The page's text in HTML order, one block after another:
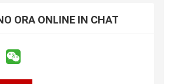
ORA ONLINE IN CHAT